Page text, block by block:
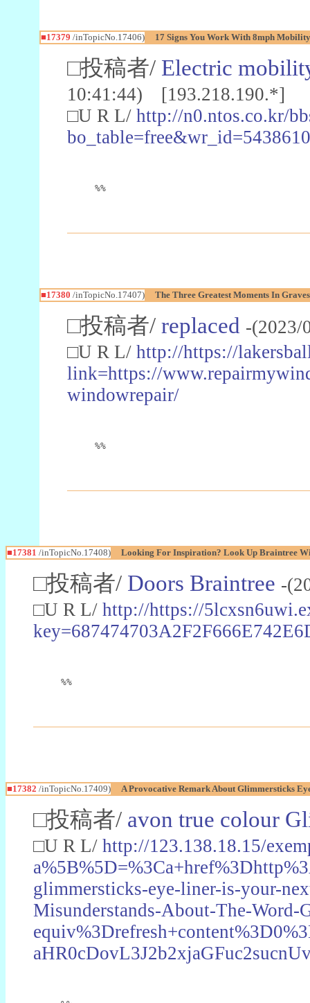
■17379 /inTopicNo.17406) 17 Signs You Work With 8mph
□投稿者/ Electric
10:41:44) [193.218.190.*]
□U R L/ http://n0.ntos.co.kr/
bo_table=free&wr_id=5438610
%%
■17380 /inTopicNo.17407) The Three Greatest Moments In
□投稿者/ replaced -
□U R L/ http://https://
link=https://
windowrepair/
%%
■17381 /inTopicNo.17408) Looking For Inspiration? Look Up Braintree
□投稿者/ Doors Braintree -
□U R L/ http://https://
%%
■17382 /inTopicNo.17409) A Provocative Remark About Glimmersticks
□投稿者/ avon true colour
□U R L/ http://123.138.18.15/
glimmersticks-eye-liner-is-your-
Misunderstands-About-The-Word-